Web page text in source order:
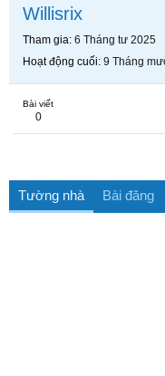
Willisrix
Tham gia 6 Tháng tư 2025
Hoạt động cuối 9 Tháng
Bài viết
0
Tường nhà Bài đăng